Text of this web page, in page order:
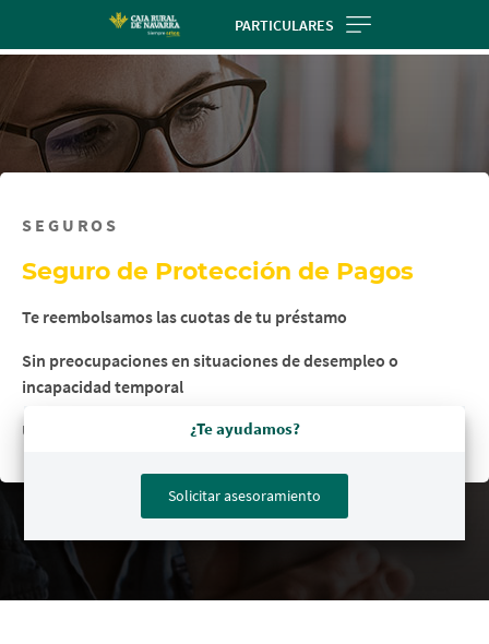
main
contentt
PARTICULARES
SEGUROS
Seguro de Protección de Pagos
Te reembolsamos las cuotas de tu préstamo
Sin preocupaciones en situaciones de desempleo o
incapacidad temporal
Una cobertura que se adapta a tu situación laboral
¿Te ayudamos?
Solicitar asesoramiento